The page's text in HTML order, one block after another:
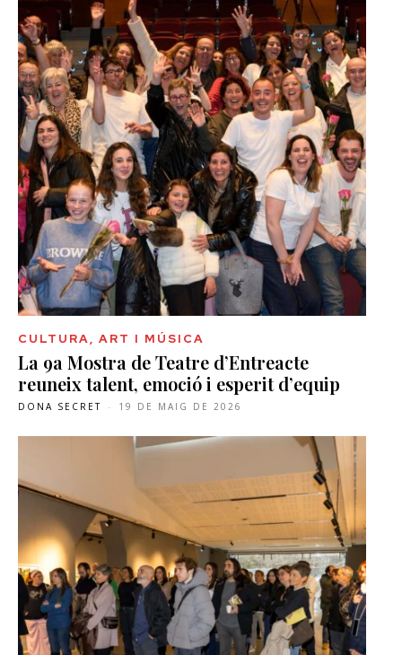
CULTURA, ART I MÚSICA
La 9a Mostra de Teatre d’Entreacte
reuneix talent, emoció i esperit d’equip
DONA SECRET - 19 DE MAIG DE 2026